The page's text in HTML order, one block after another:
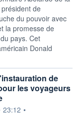
de
du pouvoir avec
la promesse de
pays. Cet
Donald
de
les voyageurs
23:12 •